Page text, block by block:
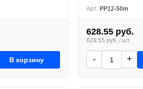
В корзину
Арт: PP12-50m
628.55 руб.
628.55 руб. / шт.
- +